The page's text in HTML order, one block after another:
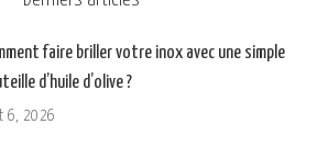
faire briller votre inox avec une simple
d’huile d’olive ?
6, 2026